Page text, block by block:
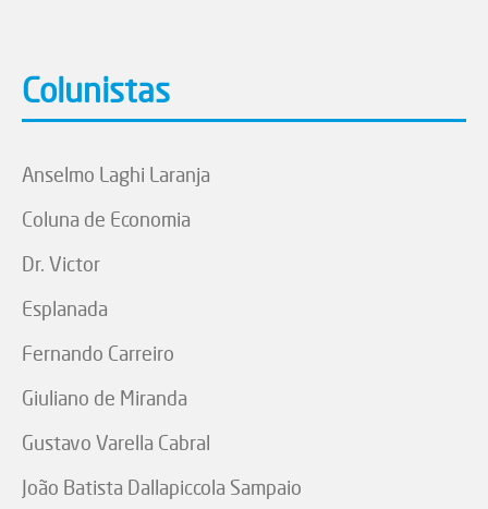
Colunistas
Anselmo Laghi Laranja
Coluna de Economia
Dr. Victor
Esplanada
Fernando Carreiro
Giuliano de Miranda
Gustavo Varella Cabral
João Batista Dallapiccola Sampaio